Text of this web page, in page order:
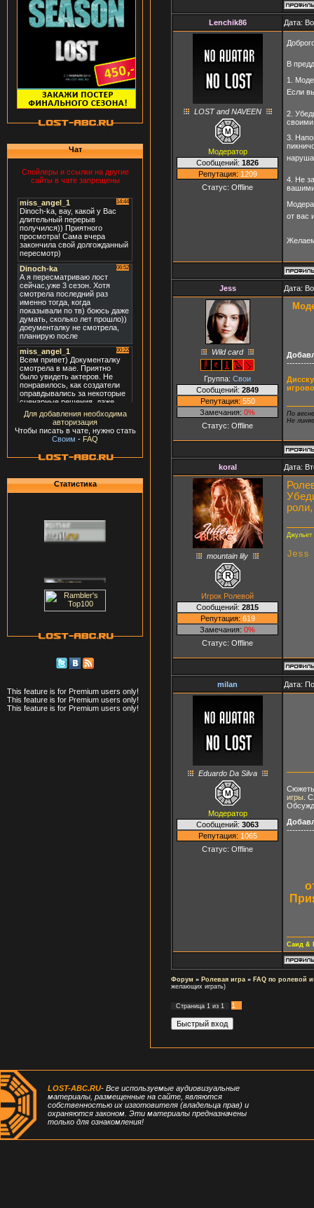
Чат
Спойлеры и ссылки на другие
сайты в чате запрещены
Для добавления необходима
авторизация
Чтобы писать в чате, нужно стать
Своим - FAQ
Статистика
This feature is for Premium users only!
This feature is for Premium users only!
This feature is for Premium users only!
Lenchik86 Дата:
LOST and NAVEEN
Модератор
Сообщений: 1826
Репутация: 1209
Статус: Offline
В
1.
Если
2.
своими
3.
4. Не
от вас
Jеss Дата:
Wild card
Группа: Свои
Сообщений: 2849
Репутация: 550
Замечания: 0%
Статус: Offline
По
Не
koral Дата:
mountain lily
Игрок Ролевой
Сообщений: 2815
Репутация: 619
Замечания: 0%
Статус: Offline
milan Дата:
Eduardo Da Silva
Модератор
Сообщений: 3063
Репутация: 1065
Статус: Offline
игры .
Саид &
Форум » Ролевая игра » FAQ по ролевой
желающих играть)
Страница 1 из 1 1
LOST-ABC.RU- Все используемые аудиовизуальные
материалы, размещенные на сайте, являются
собственностью их изготовителя (владельца прав) и
охраняются законом. Эти материалы предназначены
только для ознакомления!